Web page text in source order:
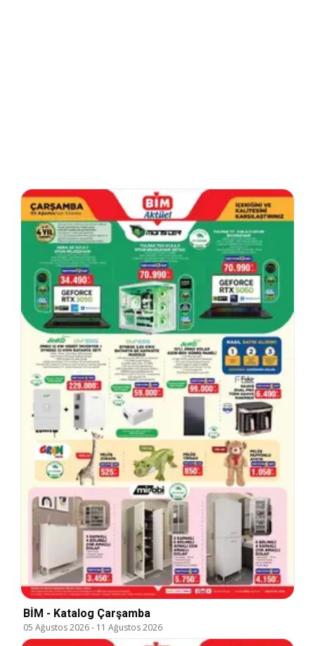
BİM - Katalog Çarşamba
05 Ağustos 2026- 11 Ağustos 2026